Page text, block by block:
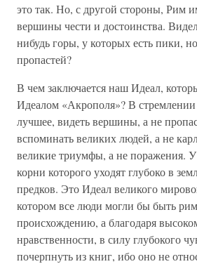
это так. Но, с другой стороны, Рим
вершины чести и достоинства.
нибудь горы, у которых есть пики,
пропастей?
В чем заключается наш Идеал,
Идеалом «Акрополя»? В стремлении
лучшее, видеть вершины, а не
вспоминать великих людей, а не
великие триумфы, а не поражения. У
корни которого уходят глубоко в
предков. Это Идеал великого
котором все люди могли бы быть
происхождению, а благодаря
нравственности, в силу глубокого
почерпнуть из книг, ибо оно не